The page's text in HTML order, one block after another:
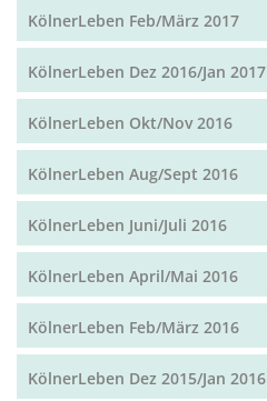
KölnerLeben Feb/März 2017
KölnerLeben Dez 2016/Jan 2017
KölnerLeben Okt/Nov 2016
KölnerLeben Aug/Sept 2016
KölnerLeben Juni/Juli 2016
KölnerLeben April/Mai 2016
KölnerLeben Feb/März 2016
KölnerLeben Dez 2015/Jan 2016